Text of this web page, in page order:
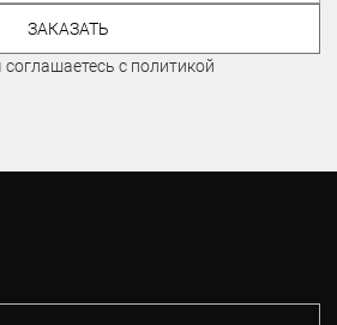
ЗАКАЗАТЬ
с политикой